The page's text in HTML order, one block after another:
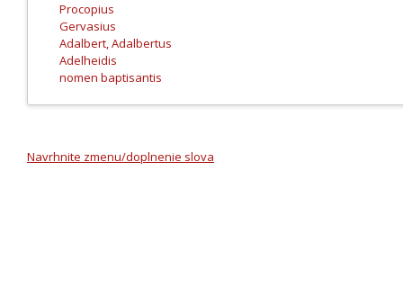
Procopius
Gervasius
Adalbert, Adalbertus
Adelheidis
nomen baptisantis
Navrhnite zmenu/doplnenie slova